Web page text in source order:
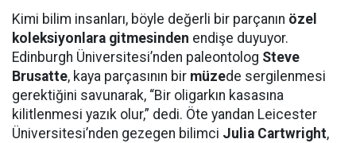
Kimi bilim insanları, böyle değerli bir parçanın özel
koleksiyonlara gitmesinden endişe duyuyor.
Edinburgh Üniversitesi’nden paleontolog Steve
Brusatte, kaya parçasının bir müzede sergilenmesi
gerektiğini savunarak, “Bir oligarkın kasasına
kilitlenmesi yazık olur,” dedi. Öte yandan Leicester
Üniversitesi’nden gezegen bilimci Julia Cartwright,